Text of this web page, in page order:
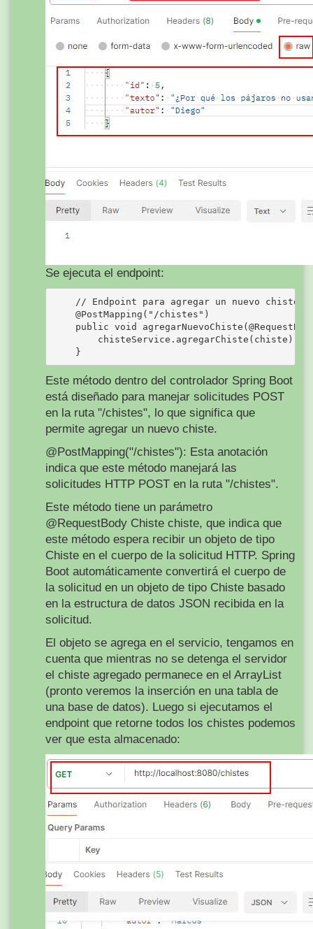
Se ejecuta el endpoint:
    // Endpoint para agregar un nuevo chiste
    @PostMapping("/chistes")
public void
        chisteService.agregarChiste(chiste);
Este método dentro del controlador Spring Boot
está diseñado para manejar solicitudes POST
en la ruta "/chistes", lo que significa que
permite agregar un nuevo chiste.
@PostMapping("/chistes"): Esta anotación
indica que este método manejará las
solicitudes HTTP POST en la ruta "/chistes".
Este método tiene un parámetro
@RequestBody Chiste chiste, que indica que
este método espera recibir un objeto de tipo
Chiste en el cuerpo de la solicitud HTTP. Spring
Boot automáticamente convertirá el cuerpo de
la solicitud en un objeto de tipo Chiste basado
en la estructura de datos JSON recibida en la
solicitud.
El objeto se agrega en el servicio, tengamos en
cuenta que mientras no se detenga el servidor
el chiste agregado permanece en el ArrayList
(pronto veremos la inserción en una tabla de
una base de datos). Luego si ejecutamos el
endpoint que retorne todos los chistes podemos
ver que esta almacenado: